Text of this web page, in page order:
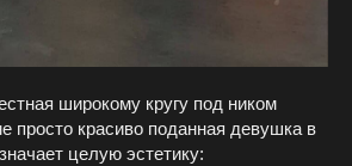
широкому кругу под ником
просто красиво поданная девушка в
целую эстетику: